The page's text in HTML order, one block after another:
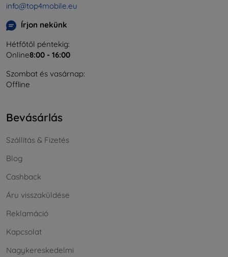
info@top4mobile.eu
Írjon nekünk
Hétfőtől péntekig:
Online8:00 - 16:00
Szombat és vasárnap:
Offline
Bevásárlás
Szállítás & Fizetés
Blog
Cashback
Áru visszaküldése
Reklamáció
Kapcsolat
Nagykereskedelmi